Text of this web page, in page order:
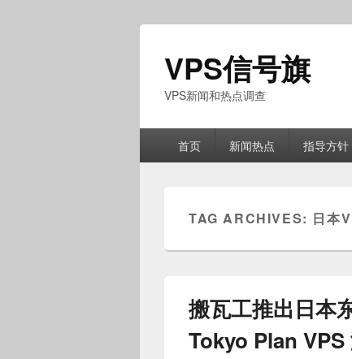
VPS信号旗
VPS新闻和热点调查
首页 新闻热点 指导方针
TAG ARCHIVES: 日本
搬瓦工推出日本
Tokyo Plan VPS